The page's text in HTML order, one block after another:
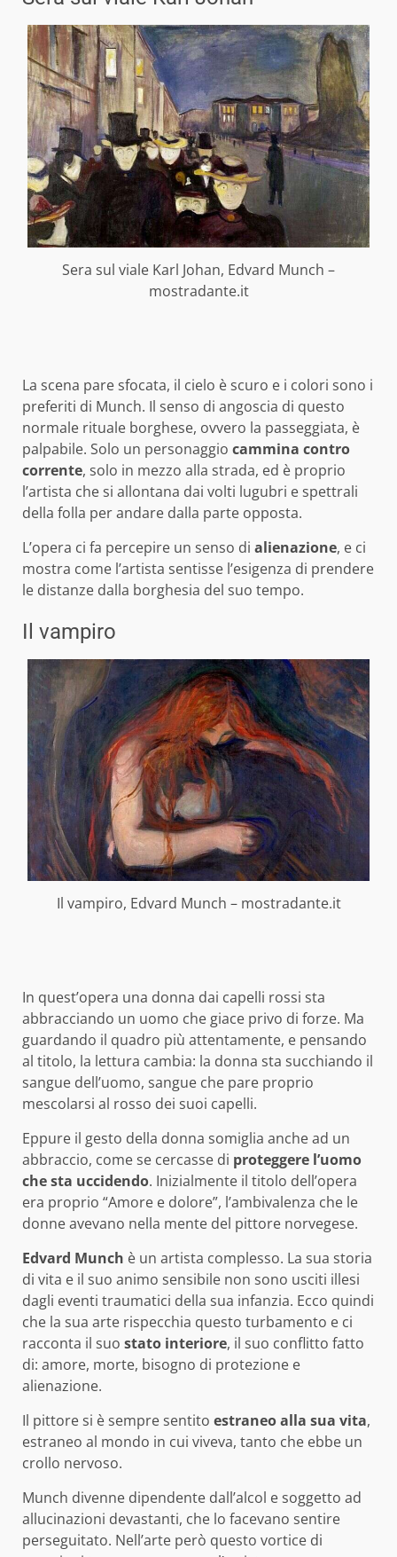
Sera sul viale Karl Johan, Edvard Munch –
mostradante.it
La scena pare sfocata, il cielo è scuro e i colori sono i
preferiti di Munch. Il senso di angoscia di questo
normale rituale borghese, ovvero la passeggiata, è
palpabile. Solo un personaggio cammina contro
corrente, solo in mezzo alla strada, ed è proprio
l’artista che si allontana dai volti lugubri e spettrali
della folla per andare dalla parte opposta.
L’opera ci fa percepire un senso di alienazione, e ci
mostra come l’artista sentisse l’esigenza di prendere
le distanze dalla borghesia del suo tempo.
Il vampiro
Il vampiro, Edvard Munch – mostradante.it
In quest’opera una donna dai capelli rossi sta
abbracciando un uomo che giace privo di forze. Ma
guardando il quadro più attentamente, e pensando
al titolo, la lettura cambia: la donna sta succhiando il
sangue dell’uomo, sangue che pare proprio
mescolarsi al rosso dei suoi capelli.
Eppure il gesto della donna somiglia anche ad un
abbraccio, come se cercasse di proteggere l’uomo
che sta uccidendo. Inizialmente il titolo dell’opera
era proprio “Amore e dolore”, l’ambivalenza che le
donne avevano nella mente del pittore norvegese.
Edvard Munch è un artista complesso. La sua storia
di vita e il suo animo sensibile non sono usciti illesi
dagli eventi traumatici della sua infanzia. Ecco quindi
che la sua arte rispecchia questo turbamento e ci
racconta il suo stato interiore, il suo conflitto fatto
di: amore, morte, bisogno di protezione e
alienazione.
Il pittore si è sempre sentito estraneo alla sua vita,
estraneo al mondo in cui viveva, tanto che ebbe un
crollo nervoso.
Munch divenne dipendente dall’alcol e soggetto ad
allucinazioni devastanti, che lo facevano sentire
perseguitato. Nell’arte però questo vortice di